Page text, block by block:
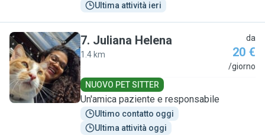
Ultima attività ieri
J
7. Juliana Helena
1.4 km
da
20 €
/giorno
NUOVO PET SITTER
Un'amica paziente e responsabile
Ultimo contatto oggi
Ultima attività oggi